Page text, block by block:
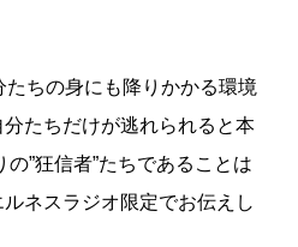
ちの身にも降りかかる環境
たちだけが逃れられると本
”狂信者”たちであることは
ネスラジオ限定でお伝えし